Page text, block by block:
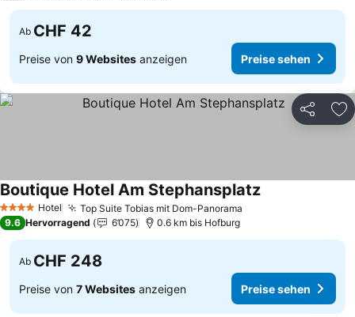
Ab CHF 42
Preise von 9 Websites anzeigen Preise sehen
Teilen
4 Sterne Hotel Top Suite Tobias mit Dom-Panorama
Boutique Hotel Am Stephansplatz
9.6 Hervorragend 6’075 0.6 km bis Hofburg
Ab CHF 248
Preise von 7 Websites anzeigen Preise sehen